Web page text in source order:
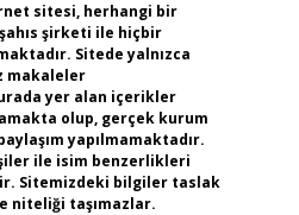
sitesi, herhangi bir
şirketi ile hiçbir
Sitede yalnızca
makaleler
yer alan içerikler
olup, gerçek kurum
yapılmamaktadır.
ile isim benzerlikleri
Sitemizdeki bilgiler taslak
niteliği taşımazlar.